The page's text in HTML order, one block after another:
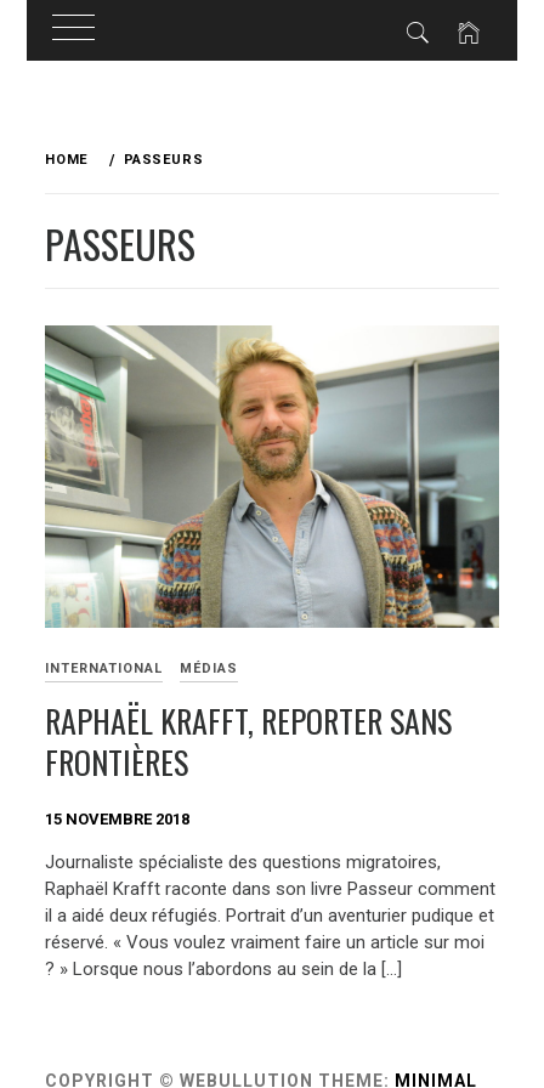
HOME PASSEURS
PASSEURS
INTERNATIONAL MÉDIAS
RAPHAËL KRAFFT, REPORTER SANS
FRONTIÈRES
15 NOVEMBRE 2018
Journaliste spécialiste des questions migratoires,
Raphaël Krafft raconte dans son livre Passeur comment
il a aidé deux réfugiés. Portrait d’un aventurier pudique et
réservé. « Vous voulez vraiment faire un article sur moi
? » Lorsque nous l’abordons au sein de la […]
COPYRIGHT © WEBULLUTION THEME: MINIMAL